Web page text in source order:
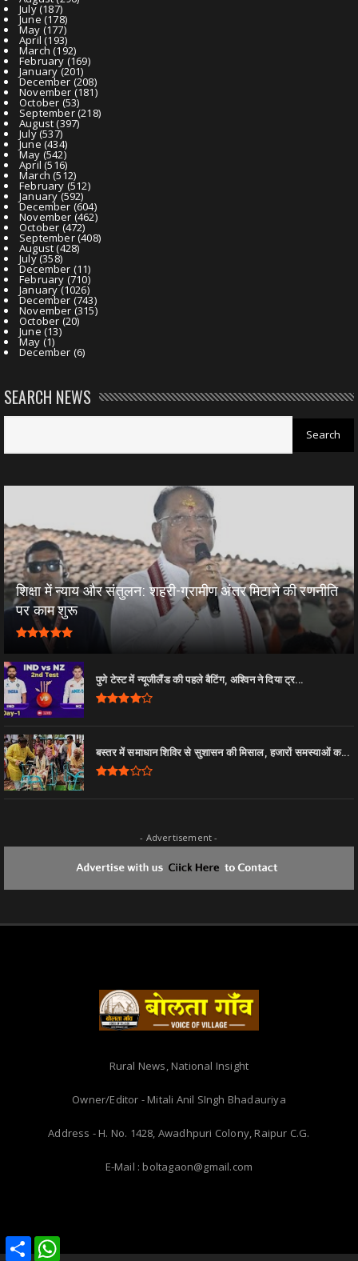
Share
Share
July(187)
June(178)
May (177)
April (193)
March (192)
February (169)
January(201)
December (208)
November (181)
October (53)
September(218)
August(397)
July(537)
June(434)
May (542)
April (516)
March (512)
February (512)
January(592)
December (604)
November (462)
October (472)
September(408)
August(428)
July(358)
December (11)
February (710)
January(1026)
December (743)
November (315)
October (20)
June (13)
May (1)
December (6)
SEARCH NEWS
शिक्षा में न्याय और संतुलन: शहरी-ग्रामीण अंतर मिटाने की रणनीति
पर काम शुरू
पुणे टेस्ट में न्यूजीलैंड की पहले बैटिंग, अश्विन ने दिया ट्र...
बस्तर में समाधान शिविर से सुशासन की मिसाल, हजारों समस्याओं क...
- Advertisement -
Rural News, National Insight
Owner/Editor - Mitali Anil SIngh Bhadauriya
Address - H. No. 1428, Awadhpuri Colony, Raipur C.G.
E-Mail : boltagaon@gmail.com